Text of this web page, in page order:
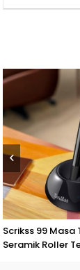
₺760,00
Scrikss